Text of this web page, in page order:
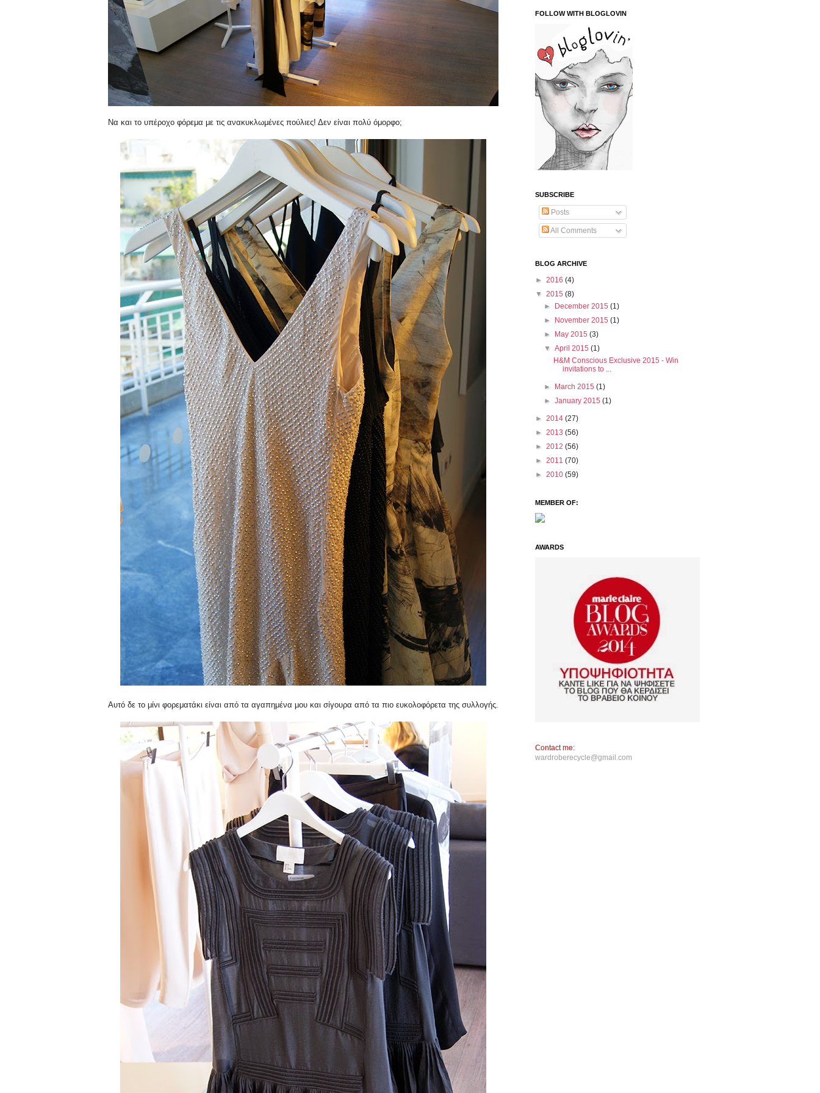
Να και το υπέροχο φόρεμα με τις ανακυκλωμένες πούλιες! Δεν είναι πολύ όμορφο;
Αυτό δε το μίνι φορεματάκι είναι από τα αγαπημένα μου και σίγουρα από τα πιο ευκολοφόρετα της συλλογής.
FOLLOW WITH BLOGLOVIN
SUBSCRIBE
Posts
All Comments
BLOG ARCHIVE
► 2016 (4)
▼ 2015 (8)
►
December 2015(1)
►
November 2015(1)
►
May 2015(3)
▼April 2015(1)
Η&Μ Conscious Exclusive 2015 - Win
invitations to ...
► March 2015(1)
►January 2015(1)
► 2014 (27)
► 2013 (56)
► 2012 (56)
► 2011 (70)
► 2010 (59)
MEMBER OF:
AWARDS
Contact me:
wardroberecycle@gmail.com